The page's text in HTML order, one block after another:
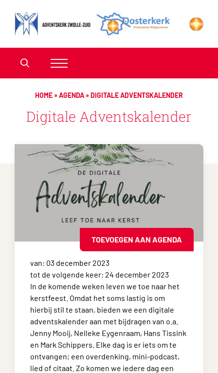
HOME »AGENDA »DIGITALE ADVENTSKALENDER
Digitale Adventskalender
TOEVOEGEN AAN AGENDA
van: 03 december 2023
tot de volgende keer: 24 december 2023
In de komende weken leven we toe naar het
kerstfeest. Omdat het soms lastig is om
hierbij stil te staan, bieden we een digitale
adventskalender aan met bijdragen van o.a.
Jenny Mooij, Nelleke Eygenraam, Hans Tissink
en Mark Schippers. Elke dag is er iets om te
ontvangen; een overdenking, mini-podcast,
lied of citaat. Zo komen we iedere dag een